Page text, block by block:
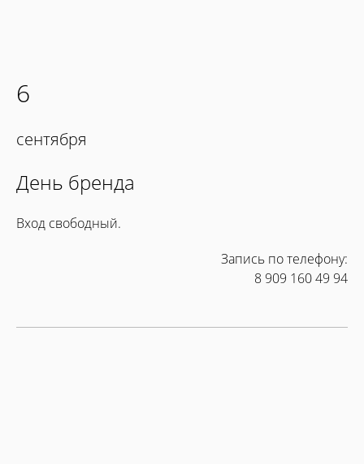
6
сентября
День бренда
Вход свободный.
Запись по телефону:
8 909 160 49 94